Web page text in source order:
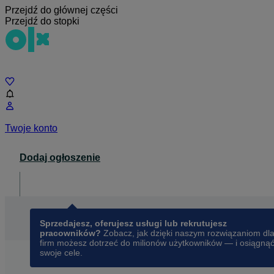
Przejdź do głównej części
Przejdź do stopki
Twoje konto
Dodaj ogłoszenie
Sprzedajesz, oferujesz usługi lub rekrutujesz
pracowników? Zobacz, jak dzięki naszym rozwiązaniom dla
firm możesz dotrzeć do milionów użytkowników — i osiągnąć
swoje cele.